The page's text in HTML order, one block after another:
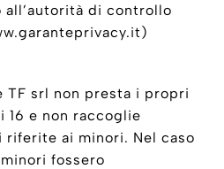
di controllo
TF srl non presta i propri
16 e non raccoglie
riferite ai minori. Nel caso
fossero